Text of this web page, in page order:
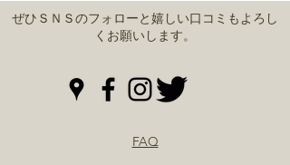
ぜひＳＮＳのフォローと嬉しい口コミもよろし
くお願いします。
FAQ